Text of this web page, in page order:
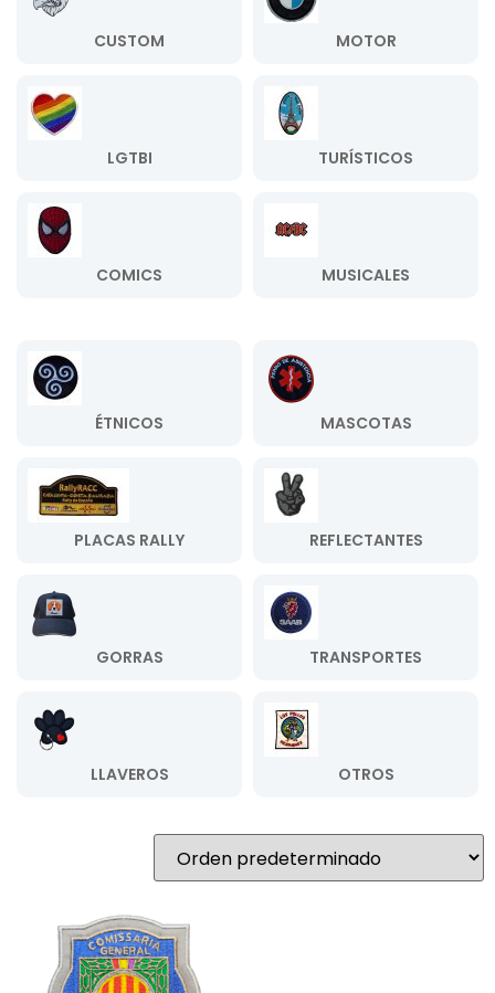
CUSTOM MOTOR
LGTBI TURÍSTICOS
COMICS MUSICALES
ÉTNICOS MASCOTAS
PLACAS RALLY REFLECTANTES
GORRAS TRANSPORTES
LLAVEROS OTROS